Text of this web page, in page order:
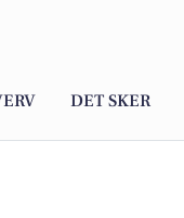
DET SKER